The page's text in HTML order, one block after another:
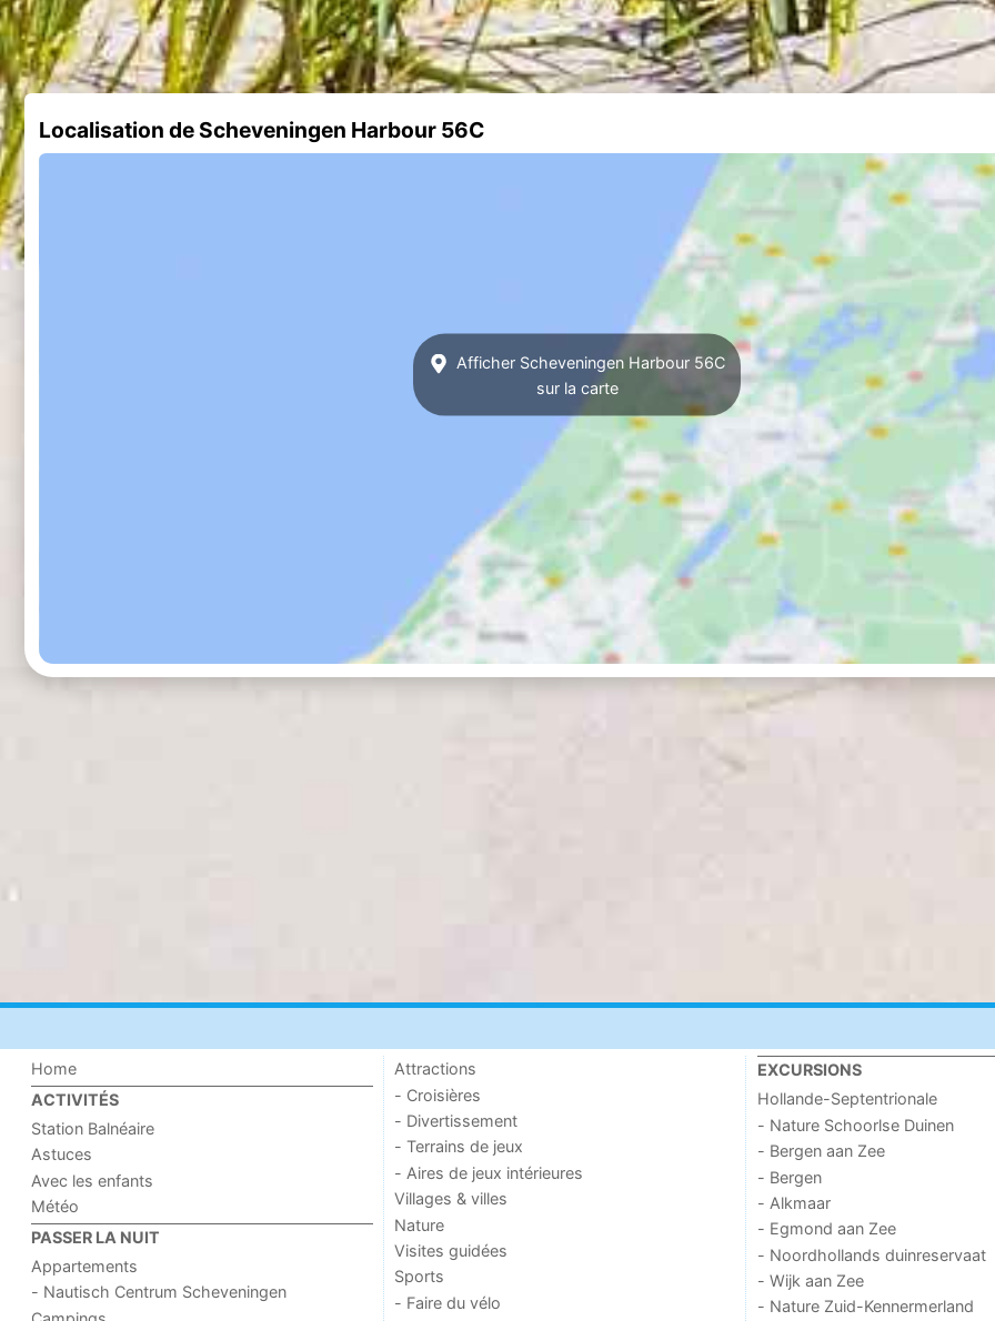
Localisation de Scheveningen Harbour 56C
Afficher Scheveningen Harbour 56C
sur la carte
Home
ACTIVITÉS
Station Balnéaire
Astuces
Avec les enfants
Météo
PASSER LA NUIT
Appartements
- Nautisch Centrum Scheveningen
Attractions
- Croisières
- Divertissement
- Terrains de jeux
- Aires de jeux intérieures
Villages & villes
Nature
Visites guidées
Sports
- Faire du vélo
EXCURSIONS
Hollande-Septentrionale
- Nature Schoorlse Duinen
- Bergen aan Zee
- Bergen
- Alkmaar
- Egmond aan Zee
- Noordhollands duinreservaat
- Wijk aan Zee
- Nature Zuid-Kennermerland